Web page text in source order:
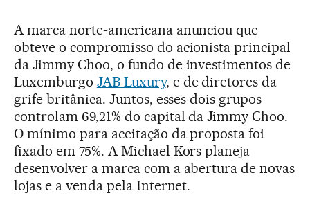
A marca norte-americana anunciou que
obteve o compromisso do acionista principal
da Jimmy Choo, o fundo de investimentos de
Luxemburgo JAB Luxury, e de diretores da
grife britânica. Juntos, esses dois grupos
controlam 69,21% do capital da Jimmy Choo.
O mínimo para aceitação da proposta foi
fixado em 75%. A Michael Kors planeja
desenvolver a marca com a abertura de novas
lojas e a venda pela Internet.